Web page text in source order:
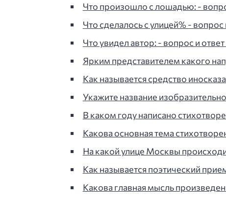
Что произошло с лошадью: -
Что сделалось с улицей% - вопрос
Что увидел автор: - вопрос и ответ
Ярким представителем какого
Как называется средство
Укажите название
В каком году написано
Какова основная тема
На какой улице Москвы
Как называется поэтический
Какова главная мысль